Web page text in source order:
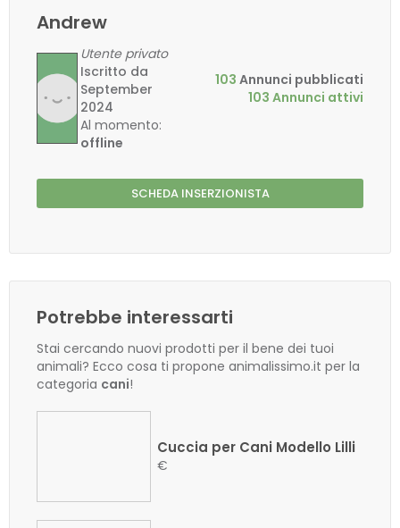
Andrew
Utente privato
Iscritto da
September
2024
Al momento:
offline
103 Annunci pubblicati
103 Annunci attivi
SCHEDA INSERZIONISTA
Potrebbe interessarti
Stai cercando nuovi prodotti per il bene dei tuoi
animali? Ecco cosa ti propone animalissimo.it per la
categoria cani!
Cuccia per Cani Modello Lilli
€